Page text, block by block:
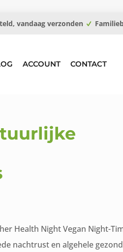
vandaag verzonden
ACCOUNT CONTACT
Health Night Vegan Night-
nachtrust en algehele